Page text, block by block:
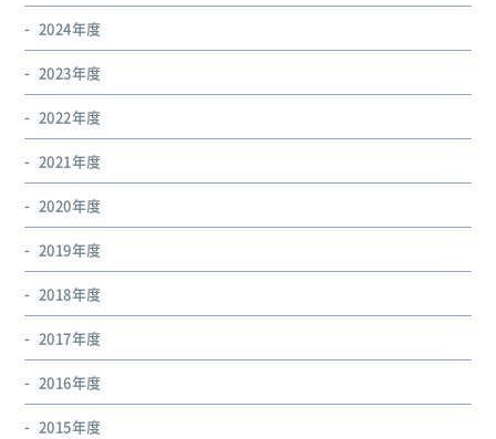
2024年度
2023年度
2022年度
2021年度
2020年度
2019年度
2018年度
2017年度
2016年度
2015年度